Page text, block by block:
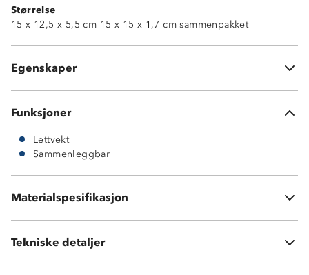
Størrelse
15 x 12,5 x 5,5 cm 15 x 15 x 1,7 cm sammenpakket
Egenskaper
Sammenleggbar
Lettvekt
Karabinkrok medfølger
Funksjoner
Lettvekt
Sammenleggbar
Materialspesifikasjon
Karabinkrok med aluminiumlegering
Tekniske detaljer
Volum: 600 ml